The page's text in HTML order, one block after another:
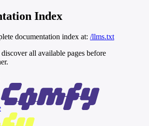
Index
documentation index at: /llms.txt
all available pages before